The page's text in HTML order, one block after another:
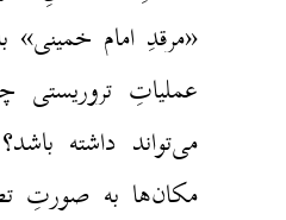
«مرقدِ امام
عملیاتِ
می‌تواند داشته
مکان‌ها به صورتِ